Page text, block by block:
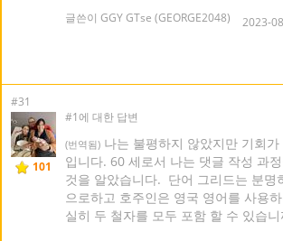
글쓴이 GGY GTse (GEORGE2048) 2023-
#31
101
#1에 대한 답변
(번역됨) 나는 불평하지 않았지만 기회
입니다. 60 세로서 나는 댓글 작성 과
것을 알았습니다. 단어 그리드는 분명
으로하고 호주인은 영국 영어를 사용
실히 두 철자를 모두 포함 할 수 있습니